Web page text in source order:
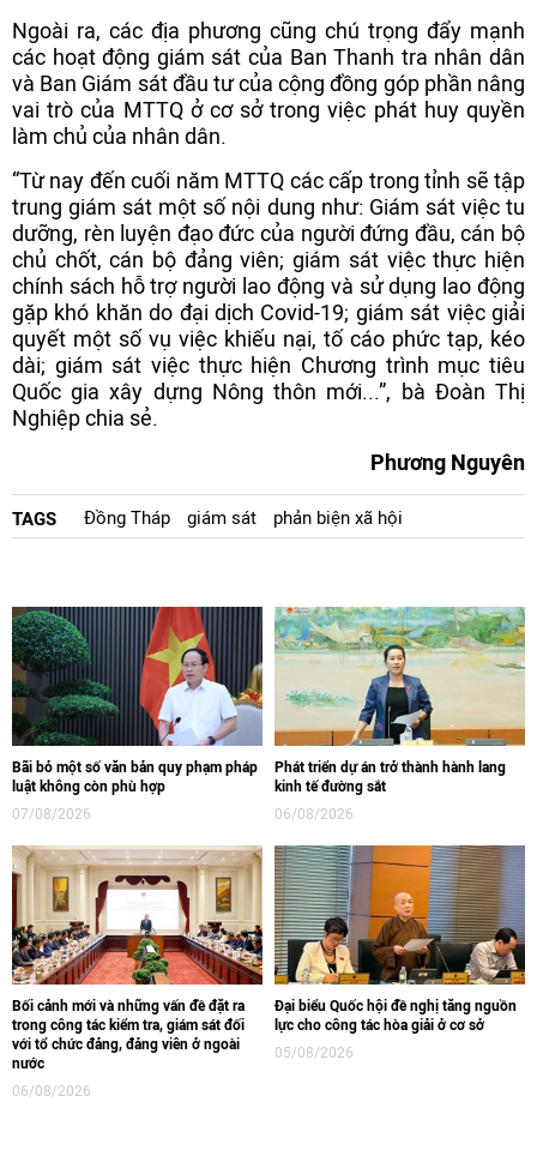
Ngoài ra, các địa phương cũng chú trọng đẩy mạnh
các hoạt động giám sát của Ban Thanh tra nhân dân
và Ban Giám sát đầu tư của cộng đồng góp phần nâng
vai trò của MTTQ ở cơ sở trong việc phát huy quyền
làm chủ của nhân dân.
“Từ nay đến cuối năm MTTQ các cấp trong tỉnh sẽ tập
trung giám sát một số nội dung như: Giám sát việc tu
dưỡng, rèn luyện đạo đức của người đứng đầu, cán bộ
chủ chốt, cán bộ đảng viên; giám sát việc thực hiện
chính sách hỗ trợ người lao động và sử dụng lao động
gặp khó khăn do đại dịch Covid-19; giám sát việc giải
quyết một số vụ việc khiếu nại, tố cáo phức tạp, kéo
dài; giám sát việc thực hiện Chương trình mục tiêu
Quốc gia xây dựng Nông thôn mới...”, bà Đoàn Thị
Nghiệp chia sẻ.
Phương Nguyên
TAGS Đồng Tháp giám sát phản biện xã hội
Bãi bỏ một số văn bản quy phạm pháp
luật không còn phù hợp
07/08/2026
Phát triển dự án trở thành hành lang
kinh tế đường sắt
06/08/2026
Bối cảnh mới và những vấn đề đặt ra
trong công tác kiểm tra, giám sát đối
với tổ chức đảng, đảng viên ở ngoài
nước
06/08/2026
Đại biểu Quốc hội đề nghị tăng nguồn
lực cho công tác hòa giải ở cơ sở
05/08/2026